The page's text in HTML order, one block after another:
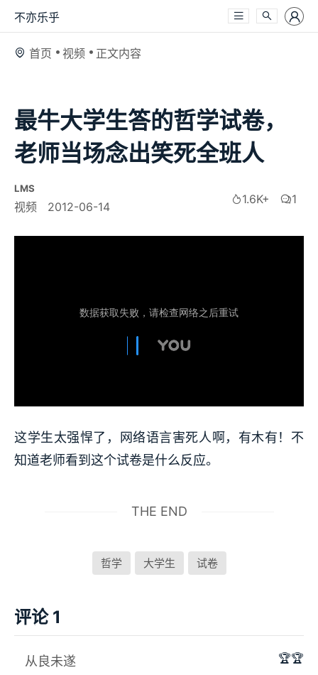
不亦乐乎
首页 视频 正文内容
最牛大学生答的哲学试卷，
老师当场念出笑死全班人
LMS
视频 2012-06-14
1.6K+ 1
这学生太强悍了，网络语言害死人啊，有木有！不
知道老师看到这个试卷是什么反应。
THE END
哲学 大学生 试卷
评论 1
从良未遂 🏆🏆